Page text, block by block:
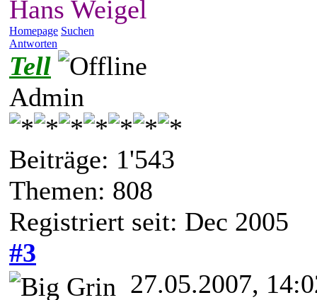
Hans Weigel
Homepage Suchen
Antworten
Tell
Admin
Beiträge: 1'543
Themen: 808
Registriert seit: Dec 2005
#3
27.05.2007,